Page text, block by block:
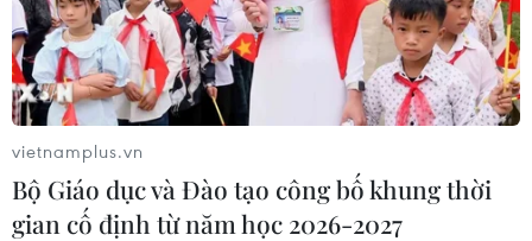
vietnamplus.vn
Bộ Giáo dục và Đào tạo công bố khung thời
gian cố định từ năm học 2026-2027